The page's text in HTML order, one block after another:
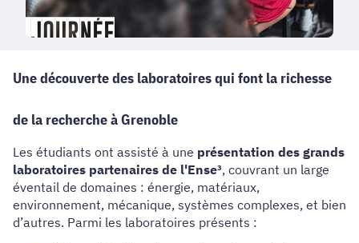
Une découverte des laboratoires qui font la richesse
de la recherche à Grenoble
Les étudiants ont assisté à une présentation des grands
laboratoires partenaires de l'Ense³, couvrant un large
éventail de domaines : énergie, matériaux,
environnement, mécanique, systèmes complexes, et bien
d’autres. Parmi les laboratoires présents :